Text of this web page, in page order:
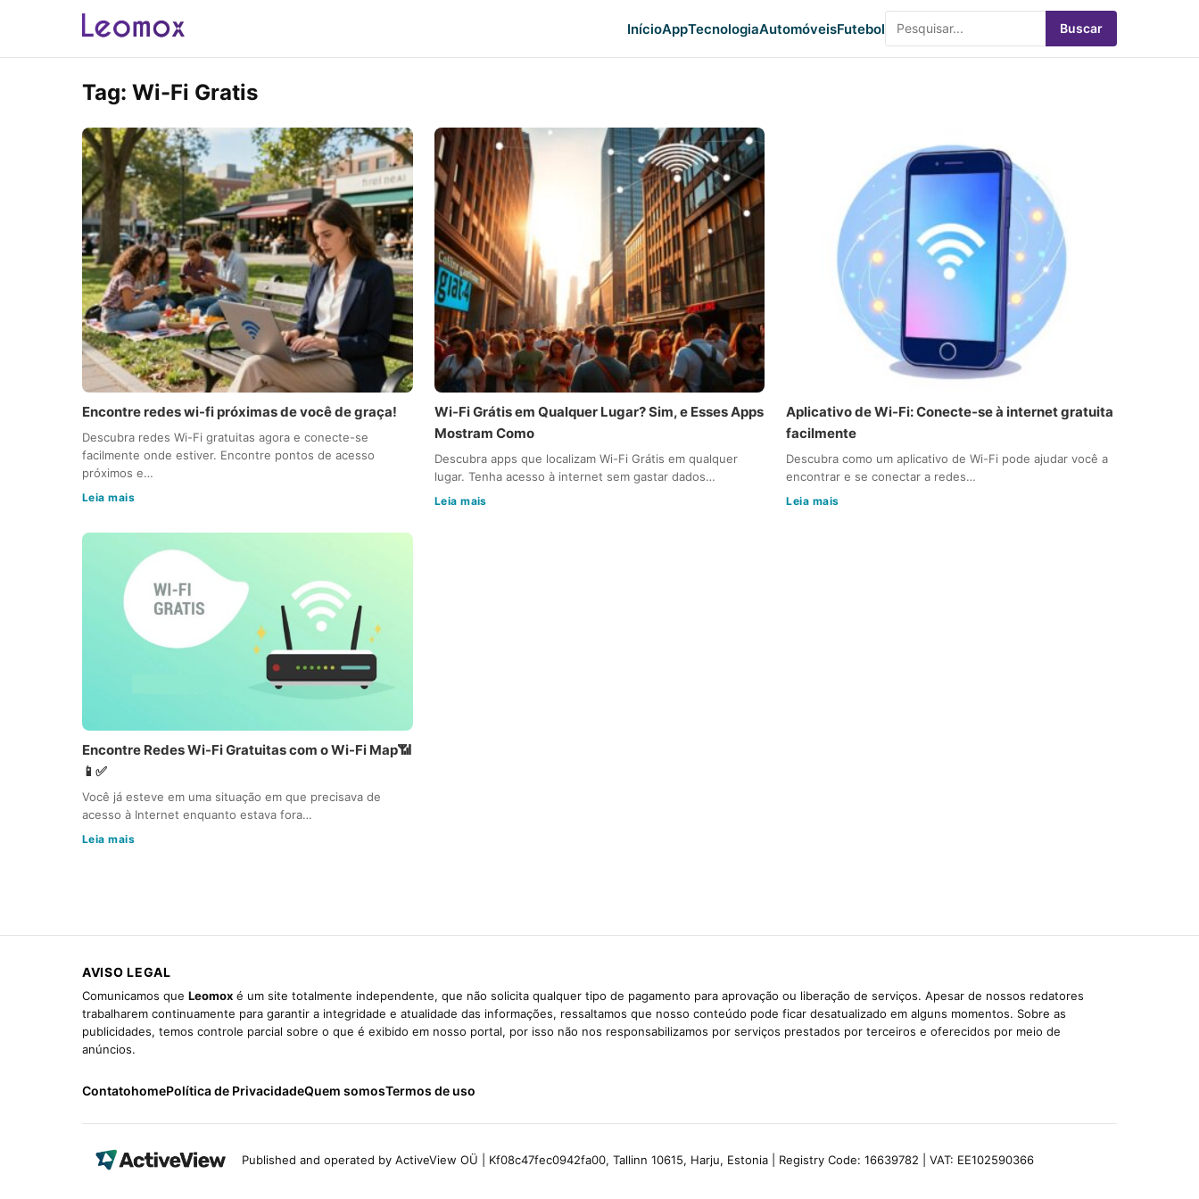
InícioAppTecnologiaAutomóveisFutebol Buscar
Tag: Wi-Fi Gratis
Encontre redes wi-fi próximas de você de graça!
Descubra redes Wi-Fi gratuitas agora e conecte-se
facilmente onde estiver. Encontre pontos de acesso
próximos e…
Leia mais
Wi-Fi Grátis em Qualquer Lugar? Sim, e Esses Apps
Mostram Como
Descubra apps que localizam Wi-Fi Grátis em qualquer
lugar. Tenha acesso à internet sem gastar dados…
Leia mais
Aplicativo de Wi-Fi: Conecte-se à internet gratuita
facilmente
Descubra como um aplicativo de Wi-Fi pode ajudar você a
encontrar e se conectar a redes…
Leia mais
Encontre Redes Wi-Fi Gratuitas com o Wi-Fi Map📶
📱✅
Você já esteve em uma situação em que precisava de
acesso à Internet enquanto estava fora…
Leia mais
AVISO LEGAL
Comunicamos que Leomox é um site totalmente independente, que não solicita qualquer tipo de pagamento para aprovação ou liberação de serviços. Apesar de nossos redatores
trabalharem continuamente para garantir a integridade e atualidade das informações, ressaltamos que nosso conteúdo pode ficar desatualizado em alguns momentos. Sobre as
publicidades, temos controle parcial sobre o que é exibido em nosso portal, por isso não nos responsabilizamos por serviços prestados por terceiros e oferecidos por meio de
anúncios.
ContatohomePolítica de PrivacidadeQuem somosTermos de uso
Published and operated by ActiveView OÜ | Kf08c47fec0942fa00, Tallinn 10615, Harju, Estonia | Registry Code: 16639782 | VAT: EE102590366